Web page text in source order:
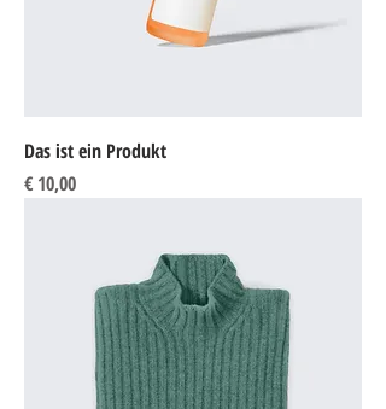
Das ist ein Produkt
Preis
€ 10,00